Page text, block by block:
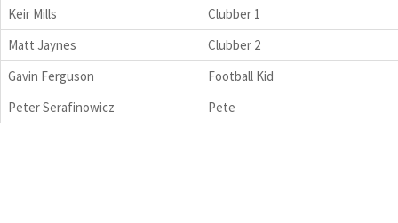
Keir Mills
Clubber 1
Matt Jaynes
Clubber 2
Gavin Ferguson
Football Kid
Peter Serafinowicz
Pete